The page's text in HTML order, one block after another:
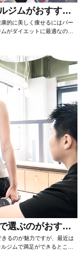
ジムがおすす
的に美しく痩せるにはパー
がダイエットに最適なのか
選ぶのがおすす
るのが魅力ですが、最近は
ジムで満足ができるところ